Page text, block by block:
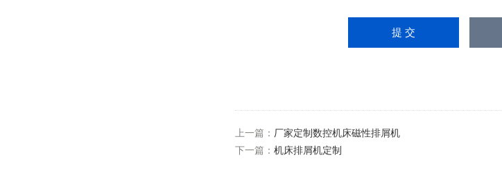
上一篇： 厂家定制数控机床磁性排屑机
下一篇： 机床排屑机定制